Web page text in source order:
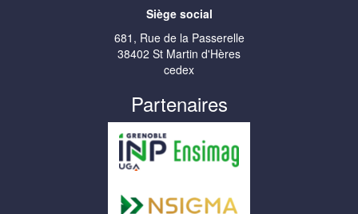
Siège social
681, Rue de la Passerelle
38402 St Martin d'Hères
cedex
Partenaires